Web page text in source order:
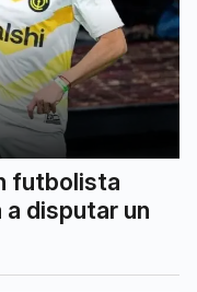
futbolista
disputar un